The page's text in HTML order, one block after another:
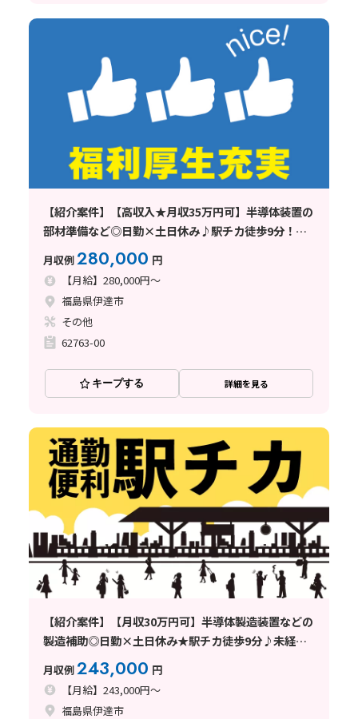
【紹介案件】【高収入★月収35万円可】半導体装置の
部材準備など◎日勤×土日休み♪駅チカ徒歩9分！空
月収例280,000 円
【月給】280,000円～
福島県伊達市
その他
62763-00
キープする 詳細を見る
【紹介案件】【月収30万円可】半導体製造装置などの
製造補助◎日勤×土日休み★駅チカ徒歩9分♪未経験
月収例243,000 円
【月給】243,000円～
福島県伊達市